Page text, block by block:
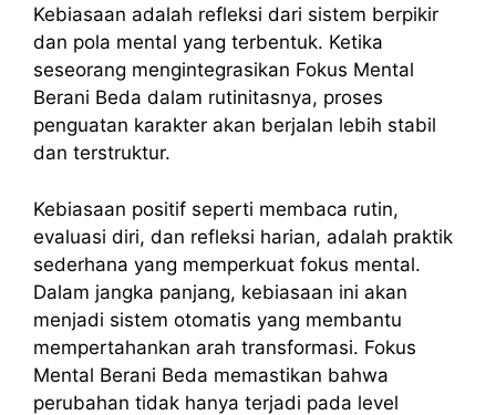
Kebiasaan adalah refleksi dari sistem berpikir
dan pola mental yang terbentuk. Ketika
seseorang mengintegrasikan Fokus Mental
Berani Beda dalam rutinitasnya, proses
penguatan karakter akan berjalan lebih stabil
dan terstruktur.
Kebiasaan positif seperti membaca rutin,
evaluasi diri, dan refleksi harian, adalah praktik
sederhana yang memperkuat fokus mental.
Dalam jangka panjang, kebiasaan ini akan
menjadi sistem otomatis yang membantu
mempertahankan arah transformasi. Fokus
Mental Berani Beda memastikan bahwa
perubahan tidak hanya terjadi pada level